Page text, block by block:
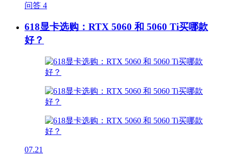
问答 4
618显卡选购：RTX 5060 和 5060 Ti买哪款
好？
07.21